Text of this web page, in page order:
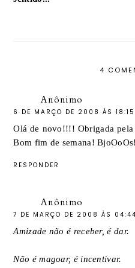
4
Anônimo
6 DE MARÇO DE 2008 ÀS 18:15
Olá de novo!!!! Obrigada
Bom fim de semana! BjoOoOs!
RESPONDER
Anônimo
7 DE MARÇO DE 2008 ÀS 04:44
Amizade não é receber, é dar.
Não é magoar, é incentivar.